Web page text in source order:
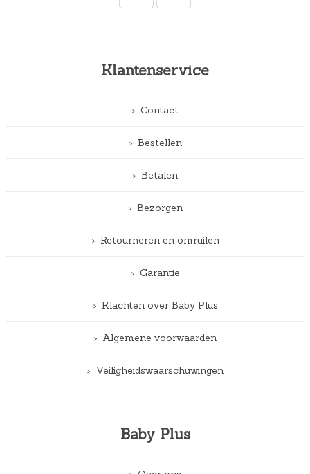
Klantenservice
Contact
Bestellen
Betalen
Bezorgen
Retourneren en omruilen
Garantie
Klachten over Baby Plus
Algemene voorwaarden
Veiligheidswaarschuwingen
Baby Plus